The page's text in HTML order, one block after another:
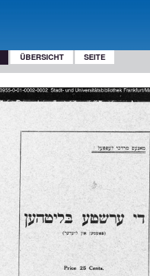
ÜBERSICHT SEITE